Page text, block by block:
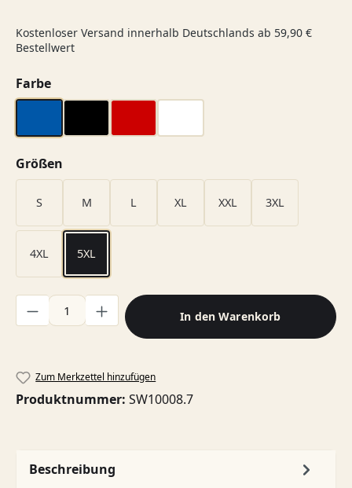
Kostenloser Versand innerhalb Deutschlands ab 59,90 €
Bestellwert
Farbeauswählen
Größen
S M L XL XXL 3XL
4XL 5XL
Produkt Anzahl: Gib den gewünschten Wert ein oder
In den Warenkorb
Zum Merkzettel hinzufügen
Produktnummer: SW10008.7
Beschreibung